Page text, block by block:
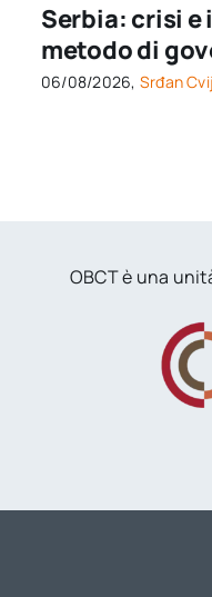
Serbia: crisi
metodo di
06/08/2026, Srđan
OBCT è una